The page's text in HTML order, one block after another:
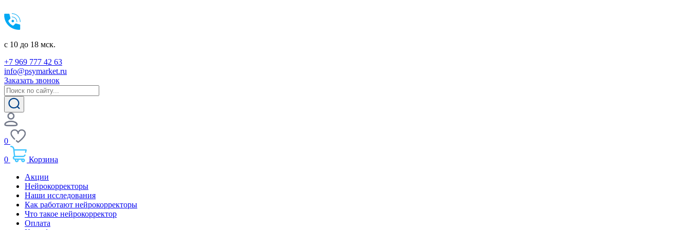
c 10 до 18 мск.
+7 969 777 42 63
info@psymarket.ru
Заказать звонок
0
0
Корзина
Акции
Нейрокорректоры
Наши исследования
Как работают нейрокорректоры
Что такое нейрокорректор
Оплата